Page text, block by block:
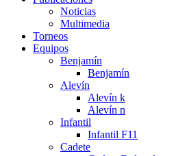
Noticias
Multimedia
Torneos
Equipos
Benjamín
Benjamín
Alevín
Alevín k
Alevín n
Infantil
Infantil F11
Cadete